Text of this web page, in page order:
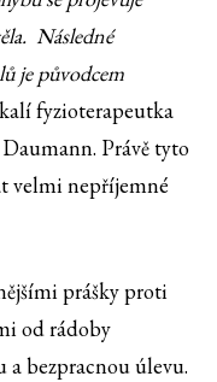
Následné
je původcem
fyzioterapeutka
Právě tyto
velmi nepříjemné
prášky proti
od rádoby
bezpracnou úlevu.